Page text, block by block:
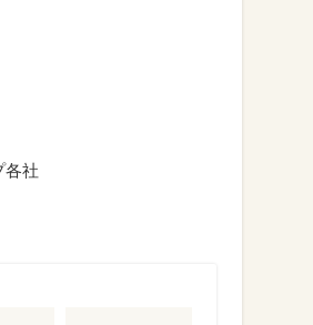
各社